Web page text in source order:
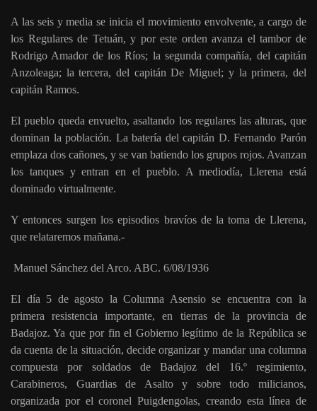
A las seis y media se inicia el movimiento envolvente, a cargo de
los Regulares de Tetuán, y por este orden avanza el tambor de
Rodrigo Amador de los Ríos; la segunda compañía, del capitán
Anzoleaga; la tercera, del capitán De Miguel; y la primera, del
capitán Ramos.
El pueblo queda envuelto, asaltando los regulares las alturas, que
dominan la población. La batería del capitán D. Fernando Parón
emplaza dos cañones, y se van batiendo los grupos rojos. Avanzan
los tanques y entran en el pueblo. A mediodía, Llerena está
dominado virtualmente.
Y entonces surgen los episodios bravíos de la toma de Llerena,
que relataremos mañana.-
Manuel Sánchez del Arco. ABC. 6/08/1936
El día 5 de agosto la Columna Asensio se encuentra con la
primera resistencia importante, en tierras de la provincia de
Badajoz. Ya que por fin el Gobierno legítimo de la República se
da cuenta de la situación, decide organizar y mandar una columna
compuesta por soldados de Badajoz del 16.º regimiento,
Carabineros, Guardias de Asalto y sobre todo milicianos,
organizada por el coronel Puigdengolas, creando esta línea de